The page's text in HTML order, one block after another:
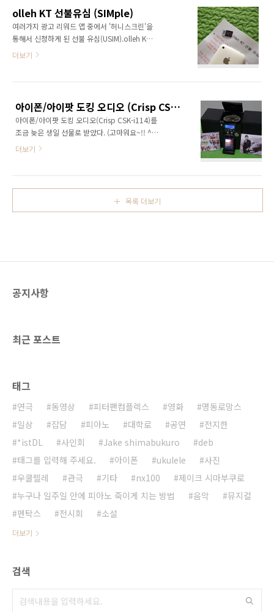
덮을 수 있는 캡, 파우치입니다.사진에서 집게에
부착되어 있는 것이 어안 렌즈이고, 그보다 조금
작은 것이 광각+접사 렌즈입니다.광각 렌즈는 단
독으로 집게에 장착할 수 없기 때문에 따로 쓰지
못하고 접사 렌즈와 연결했을 때만 쓸 수 있습니
모습. 폰 화면으로 대략적인 화각을 가늠해볼 수
이폰 카메라는 상단 좌측으로 ..
olleh KT 선불유심 (SIMple)
여러가지 광고 리워드 앱 중에서 '허니스크린'을
통해서 신청하게 된 선불 유심(USIM).olleh KT
에서 운영하는 선불 유심 요금제인 SIMple을 사
남은 기한 동안 수신은 가능하다.사용 완료 후에
olleh KT에서 추가 충전하면 1만원당 60일이 연
장된다.충전된 금액 범위 안에서 통화, 문자
(SMS/MMS), 데이터 통신 사용이 모두 가능하
다.본인 명의의 요금제이기 때문에 기존의 선불
인증'도 가능하다.(처음 가입/개통할 때에 본인
더보기
아이폰/아이팟 도킹 오디오 (Crisp CSK-i114)
아이폰/아이팟 도킹 오디오(Crisp CSK-i114)를
조금 늦은 생일 선물로 받았다. (고마워요~!! ^^)
도킹 오디오 기능 외에도 CD 재생, AUX 입력,
어졌었다. 이제는 CD를 직접 듣기도 해야겠다.
더보기
목록 더보기
공지사항
최근 포스트
태그
연극 동영상 피터팬컴플렉스 영화
명동로망스
일상
잡담 피아노 대학로 공연
전지한
*istDL
사인회 Jake shimabukuro
deb
태그를 입력해 주세요.
아이폰 ukulele
사진
우쿨렐레
관극 기타 nx100
제이크 시마부쿠로
누구나 일주일 안에 피아노 죽이게 치는 방법
음악
뮤지컬
펜탁스
전시회 소설
더보기
검색